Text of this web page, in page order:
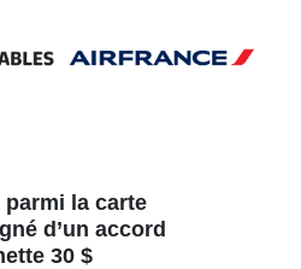
la carte
d’un accord
30 $